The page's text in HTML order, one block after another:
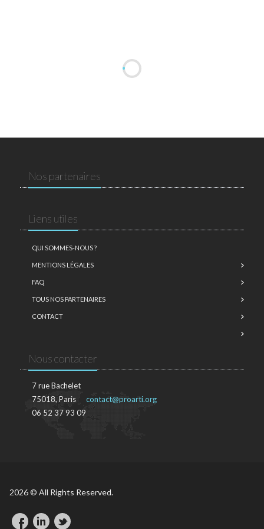
Nos partenaires
Liens utiles
QUI SOMMES-NOUS ?
MENTIONS LÉGALES
FAQ
TOUS NOS PARTENAIRES
CONTACT
Nous contacter
7 rue Bachelet
75018, Paris
06 52 37 93 09
contact@proarti.org
2026 © All Rights Reserved.